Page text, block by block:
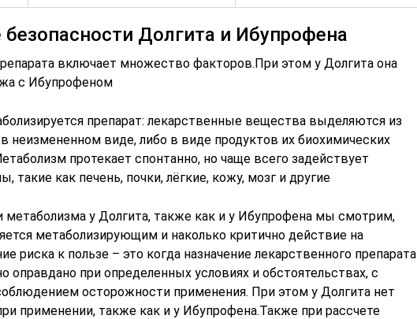
безопасности Долгита и Ибупрофена
включает множество факторов.При этом у Долгита она
с Ибупрофеном
препарат: лекарственные вещества выделяются из
неизмененном виде, либо в виде продуктов их биохимических
протекает спонтанно, но чаще всего задействует
такие как печень, почки, лёгкие, кожу, мозг и другие
метаболизма у Долгита, также как и у Ибупрофена мы смотрим,
метаболизирующим и наколько критично действие на
риска к пользе – это когда назначение лекарственного препарата
оправдано при определенных условиях и обстоятельствах, с
осторожности применения. При этом у Долгита нет
применении, также как и у Ибупрофена.Также при рассчете